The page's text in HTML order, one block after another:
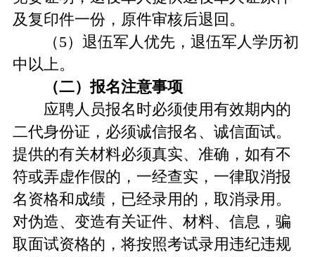
及复印件一份，原件审核后退回。
（5）退伍军人优先，退伍军人学历初
中以上。
（二）报名注意事项
应聘人员报名时必须使用有效期内的
二代身份证，必须诚信报名、诚信面试。
提供的有关材料必须真实、准确，如有不
符或弄虚作假的，一经查实，一律取消报
名资格和成绩，已经录用的，取消录用。
对伪造、变造有关证件、材料、信息，骗
取面试资格的，将按照考试录用违纪违规